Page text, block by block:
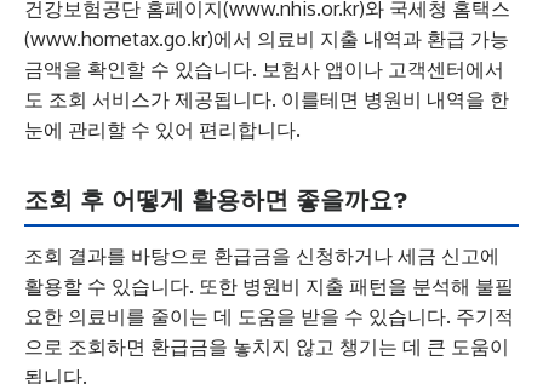
건강보험공단 홈페이지(www.nhis.or.kr)와 국세청 홈택스
(www.hometax.go.kr)에서 의료비 지출 내역과 환급 가능
금액을 확인할 수 있습니다. 보험사 앱이나 고객센터에서
도 조회 서비스가 제공됩니다. 이를테면 병원비 내역을 한
눈에 관리할 수 있어 편리합니다.
조회 후 어떻게 활용하면 좋을까요?
조회 결과를 바탕으로 환급금을 신청하거나 세금 신고에
활용할 수 있습니다. 또한 병원비 지출 패턴을 분석해 불필
요한 의료비를 줄이는 데 도움을 받을 수 있습니다. 주기적
으로 조회하면 환급금을 놓치지 않고 챙기는 데 큰 도움이
됩니다.